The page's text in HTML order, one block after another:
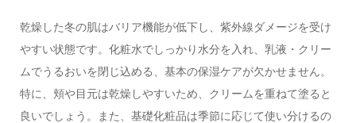
乾燥した冬の肌はバリア機能が低下し、紫外線ダメージを受け
やすい状態です。化粧水でしっかり水分を入れ、乳液・クリー
ムでうるおいを閉じ込める、基本の保湿ケアが欠かせません。
特に、頬や目元は乾燥しやすいため、クリームを重ねて塗ると
良いでしょう。また、基礎化粧品は季節に応じて使い分けるの